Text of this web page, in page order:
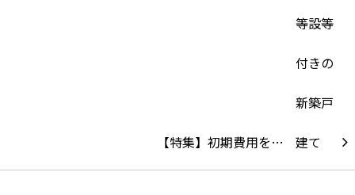
【特集】初期費用を…